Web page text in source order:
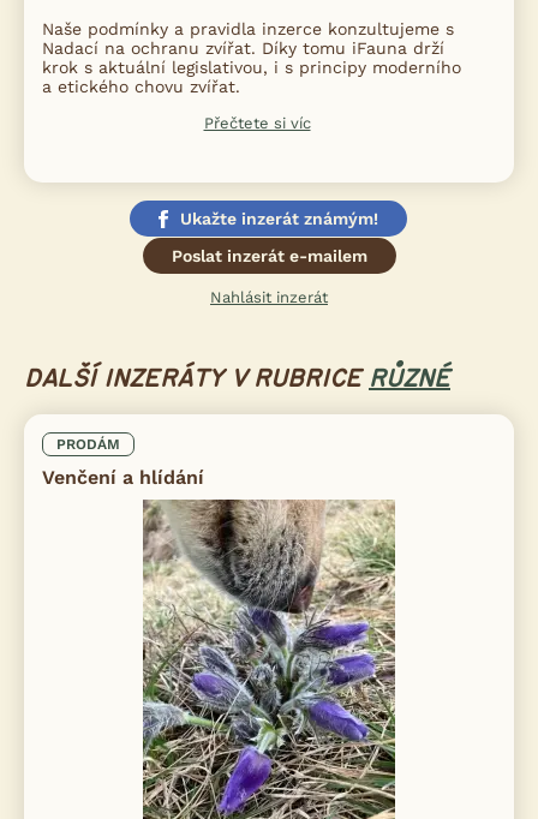
Naše podmínky a pravidla inzerce konzultujeme s
Nadací na ochranu zvířat. Díky tomu iFauna drží
krok s aktuální legislativou, i s principy moderního
a etického chovu zvířat.
Přečtete si víc
Ukažte inzerát známým!
Poslat inzerát e-mailem
Nahlásit inzerát
DALŠÍ INZERÁTY V RUBRICE RŮZNÉ
PRODÁM
Venčení a hlídání